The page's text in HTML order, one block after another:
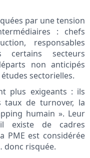
par une tension
: chefs
responsables
certains secteurs
non anticipés
sectorielles.
plus exigeants : ils
taux de turnover, la
humain ». Leur
existe de cadres
PME est considérée
donc risquée.